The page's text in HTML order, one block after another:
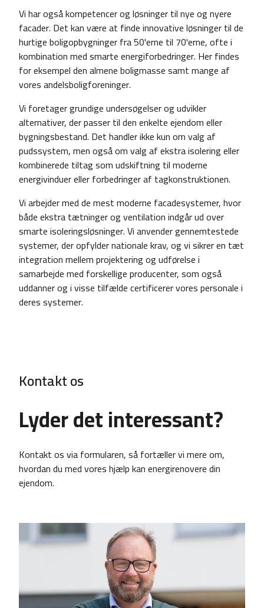
Vi har også kompetencer og løsninger til nye og nyere
facader. Det kan være at finde innovative løsninger til de
hurtige boligopbygninger fra 50'erne til 70'erne, ofte i
kombination med smarte energiforbedringer. Her findes
for eksempel den almene boligmasse samt mange af
vores andelsboligforeninger.
Vi foretager grundige undersøgelser og udvikler
alternativer, der passer til den enkelte ejendom eller
bygningsbestand. Det handler ikke kun om valg af
pudssystem, men også om valg af ekstra isolering eller
kombinerede tiltag som udskiftning til moderne
energivinduer eller forbedringer af tagkonstruktionen.
Vi arbejder med de mest moderne facadesystemer, hvor
både ekstra tætninger og ventilation indgår ud over
smarte isoleringsløsninger. Vi anvender gennemtestede
systemer, der opfylder nationale krav, og vi sikrer en tæt
integration mellem projektering og udførelse i
samarbejde med forskellige producenter, som også
uddanner og i visse tilfælde certificerer vores personale i
deres systemer.
Kontakt os
Lyder det interessant?
Kontakt os via formularen, så fortæller vi mere om,
hvordan du med vores hjælp kan energirenovere din
ejendom.